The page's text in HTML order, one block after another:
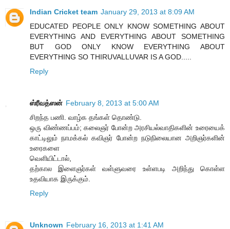
Indian Cricket team January 29, 2013 at 8:09 AM
EDUCATED PEOPLE ONLY KNOW SOMETHING ABOUT
EVERYTHING AND EVERYTHING ABOUT SOMETHING
BUT GOD ONLY KNOW EVERYTHING ABOUT
EVERYTHING SO THIRUVALLUVAR IS A GOD.....
Reply
ஸ்ரீவத்ஸன் February 8, 2013 at 5:00 AM
சிறந்த பணி. வாழ்க தங்கள் தொண்டு.
ஒரு விண்ணப்பம்; கலைஞர் போன்ற அரசியல்வாதிகளின் உரையைக்
காட்டிலும் நாமக்கல் கவிஞர் போன்ற நடுநிலையான அறிஞர்களின்
உரைகளை
வெளியிட்டால்,
தற்கால இளைஞர்கள் வள்ளுவரை உள்ளபடி அறிந்து கொள்ள
உதவியாக இருக்கும்.
Reply
Unknown February 16, 2013 at 1:41 AM